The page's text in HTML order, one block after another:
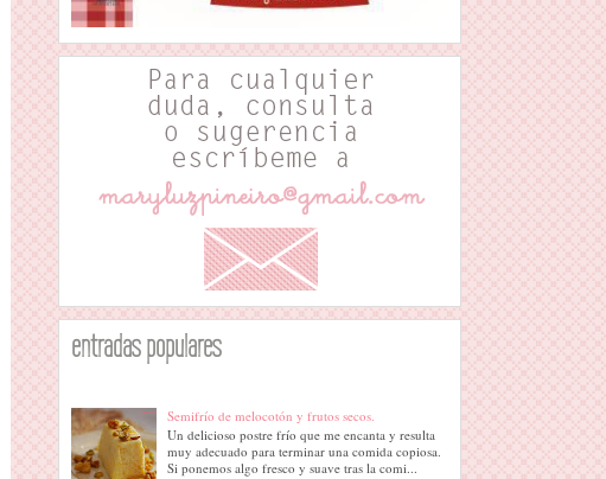
entradas populares
Semifrío de melocotón y frutos secos.
Un delicioso postre frío que me encanta y resulta
muy adecuado para terminar una comida copiosa.
Si ponemos algo fresco y suave tras la comi...